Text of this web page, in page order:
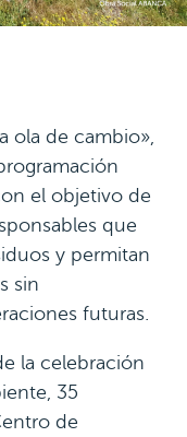
ola de cambio»,
el objetivo de
que
y permitan
sin
futuras.
la celebración
35
de